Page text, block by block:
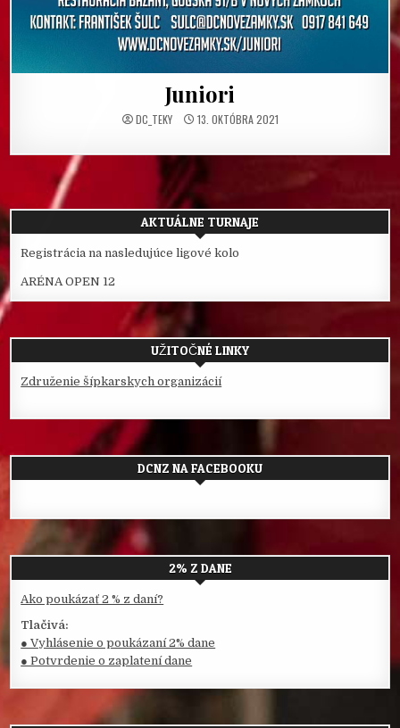
Juniori
DC_TEKY 13. OKTÓBRA 2021
AKTUÁLNE TURNAJE
Registrácia na nasledujúce ligové kolo
ARÉNA OPEN 12
UŽITOČNÉ LINKY
Združenie šípkarskych organizácií
DCNZ NA FACEBOOKU
2% Z DANE
Ako poukázať 2 % z daní?
Tlačivá:
● Vyhlásenie o poukázaní 2% dane
● Potvrdenie o zaplatení dane